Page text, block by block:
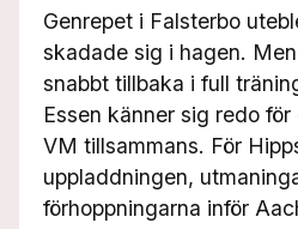
Genrepet i Falsterbo
skadade sig i hagen.
snabbt tillbaka i full
Essen känner sig redo
VM tillsammans. För
uppladdningen,
förhoppningarna inför